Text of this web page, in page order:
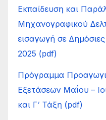
Εκπαίδευση και
Μηχανογραφικού
εισαγωγή σε
2025 (pdf)
Πρόγραμμα
Εξετάσεων Μαΐου –
και Γ’ Τάξη (pdf)